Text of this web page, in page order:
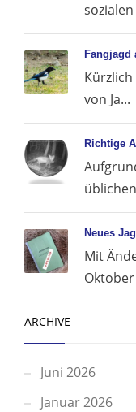
sozialen
Fangjagd
von Ja...
Richtige
Neues
Mit
Oktober
ARCHIVE
Juni 2026
Januar 2026